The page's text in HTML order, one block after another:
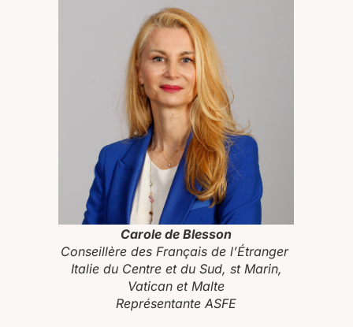
Carole de Blesson
Conseillère des Français de l’Étranger
Italie du Centre et du Sud, st Marin,
Vatican et Malte
Représentante ASFE